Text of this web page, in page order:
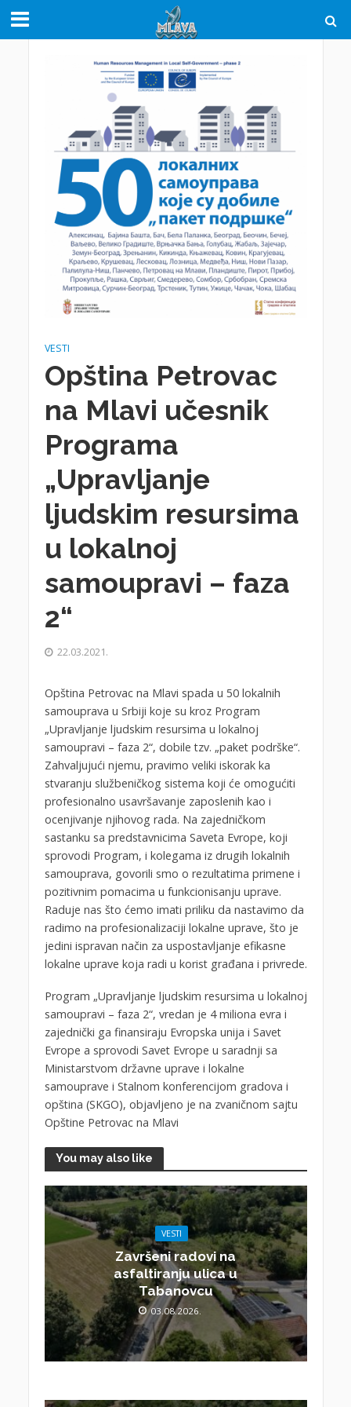
VESTI
Opština Petrovac
na Mlavi učesnik
Programa
„Upravljanje
ljudskim resursima
u lokalnoj
samoupravi – faza
2“
22.03.2021.
Opština Petrovac na Mlavi spada u 50 lokalnih
samouprava u Srbiji koje su kroz Program
„Upravljanje ljudskim resursima u lokalnoj
samoupravi – faza 2“, dobile tzv. „paket podrške“.
Zahvaljujući njemu, pravimo veliki iskorak ka
stvaranju službeničkog sistema koji će omogućiti
profesionalno usavršavanje zaposlenih kao i
ocenjivanje njihovog rada. Na zajedničkom
sastanku sa predstavnicima Saveta Evrope, koji
sprovodi Program, i kolegama iz drugih lokalnih
samouprava, govorili smo o rezultatima primene i
pozitivnim pomacima u funkcionisanju uprave.
Raduje nas što ćemo imati priliku da nastavimo da
radimo na profesionalizaciji lokalne uprave, što je
jedini ispravan način za uspostavljanje efikasne
lokalne uprave koja radi u korist građana i privrede.
Program „Upravljanje ljudskim resursima u lokalnoj
samoupravi – faza 2“, vredan je 4 miliona evra i
zajednički ga finansiraju Evropska unija i Savet
Evrope a sprovodi Savet Evrope u saradnji sa
Ministarstvom državne uprave i lokalne
samouprave i Stalnom konferencijom gradova i
opština (SKGO), objavljeno je na zvaničnom sajtu
Opštine Petrovac na Mlavi
You may also like
VESTI
Završeni radovi na
asfaltiranju ulica u
Tabanovcu
03.08.2026.